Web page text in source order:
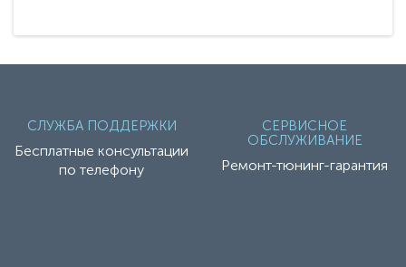
СЛУЖБА ПОДДЕРЖКИ
Бесплатные консультации
по телефону
СЕРВИСНОЕ
ОБСЛУЖИВАНИЕ
Ремонт-тюнинг-гарантия